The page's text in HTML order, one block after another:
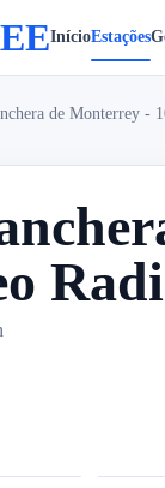
InícioEstações
de Monterrey -